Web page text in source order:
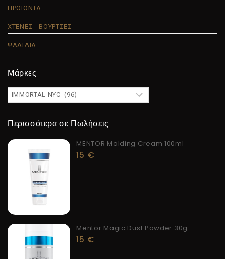
ΠΡΟΙΟΝΤΑ
ΧΤΕΝΕΣ - ΒΟΥΡΤΣΕΣ
ΨΑΛΙΔΙΑ
Μάρκες
Περισσότερα σε Πωλήσεις
MENTOR Molding Cream 100ml
15 €
Mentor Magic Dust Powder 30g
15 €